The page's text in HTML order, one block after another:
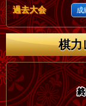
過去大会 成
棋力